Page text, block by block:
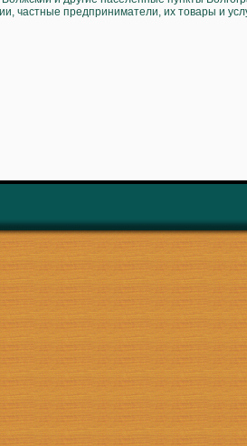
частные предприниматели, их товары и